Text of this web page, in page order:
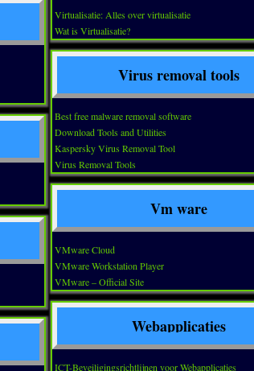
Virtualisatie: Alles over virtualisatie
Wat is Virtualisatie?
Virus removal tools
Best free malware removal software
Download Tools and Utilities
Kaspersky Virus Removal Tool
Virus Removal Tools
Vm ware
VMware Cloud
VMware Workstation Player
VMware – Official Site
Webapplicaties
ICT-Beveiligingsrichtlijnen voor Webapplicaties